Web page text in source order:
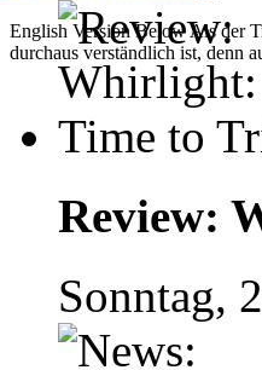
English Version Below Als der
durchaus verständlich ist, denn
Review:
Sonntag,